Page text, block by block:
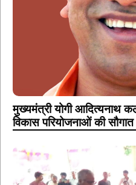
मुख्यमंत्री योगी आदित्यनाथ
विकास परियोजनाओं की सौगात